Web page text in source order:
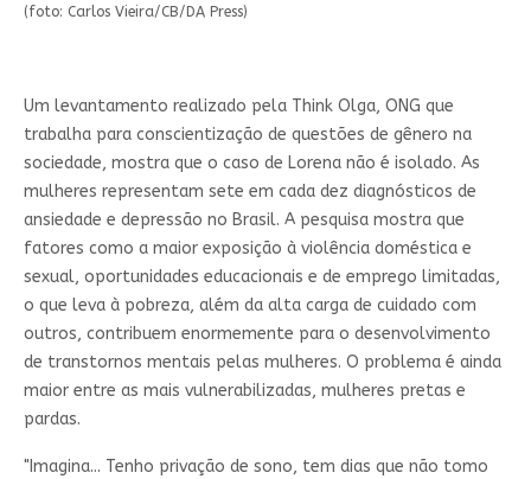
(foto: Carlos Vieira/CB/DA Press)
Um levantamento realizado pela Think Olga, ONG que
trabalha para conscientização de questões de gênero na
sociedade, mostra que o caso de Lorena não é isolado. As
mulheres representam sete em cada dez diagnósticos de
ansiedade e depressão no Brasil. A pesquisa mostra que
fatores como a maior exposição à violência doméstica e
sexual, oportunidades educacionais e de emprego limitadas,
o que leva à pobreza, além da alta carga de cuidado com
outros, contribuem enormemente para o desenvolvimento
de transtornos mentais pelas mulheres. O problema é ainda
maior entre as mais vulnerabilizadas, mulheres pretas e
pardas.
"Imagina... Tenho privação de sono, tem dias que não tomo